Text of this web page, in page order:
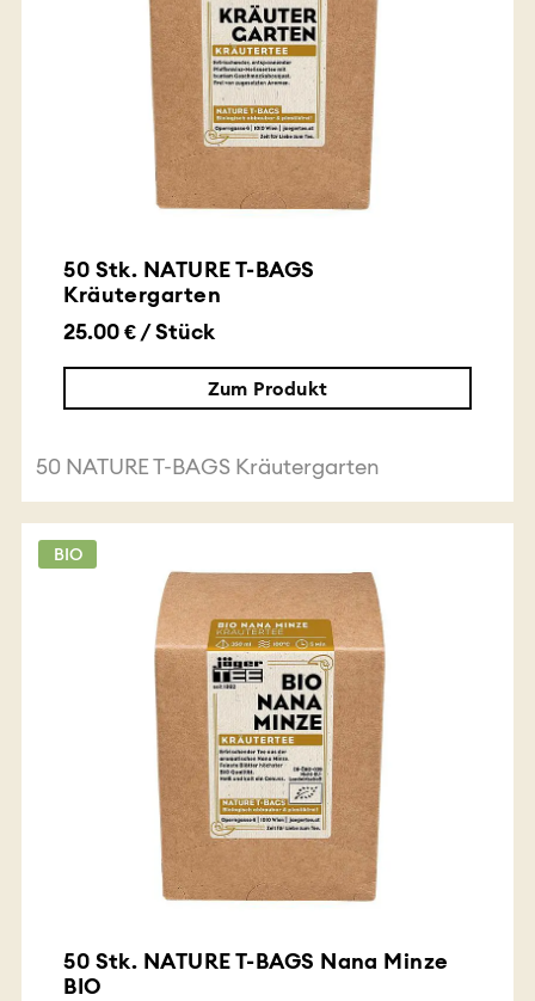
50 Stk. NATURE T-BAGS
Kräutergarten
25.00 € / Stück
Zum Produkt
50 NATURE T-BAGS Kräutergarten
BIO
50 Stk. NATURE T-BAGS Nana Minze
BIO